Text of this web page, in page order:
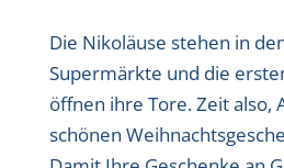
Die Nikoläuse stehen in
Supermärkte und die
öffnen ihre Tore. Zeit also,
schönen